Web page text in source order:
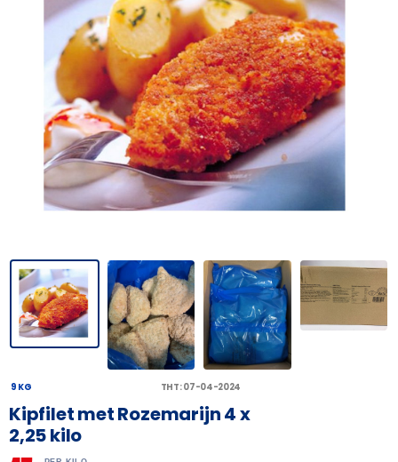
9 KG THT: 07-04-2024
Kipfilet met Rozemarijn 4 x
2,25 kilo